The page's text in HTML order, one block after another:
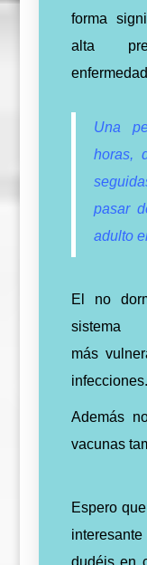
forma
alta
Una
horas,
pasar
adulto
El no
sistema
más
infecciones.
Además
vacunas
Espero
dudéis en